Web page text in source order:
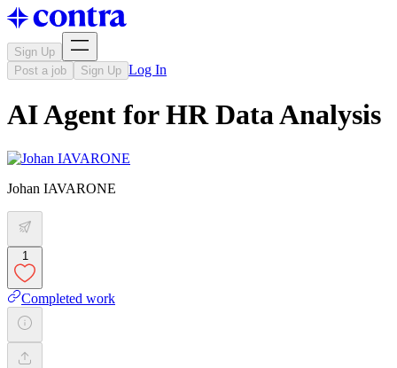
Sign Up
Post a job
Sign Up Log In
AI Agent for HR Data Analysis
Johan IAVARONE
1
Completed work